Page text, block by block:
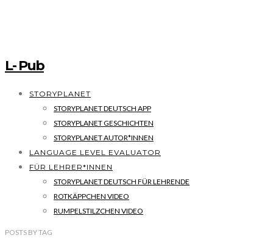
L- Pub
STORYPLANET
STORYPLANET DEUTSCH APP
STORYPLANET GESCHICHTEN
STORYPLANET AUTOR*INNEN
LANGUAGE LEVEL EVALUATOR
FÜR LEHRER*INNEN
STORYPLANET DEUTSCH FÜR LEHRENDE
ROTKÄPPCHEN VIDEO
RUMPELSTILZCHEN VIDEO
POSTS BYTAG